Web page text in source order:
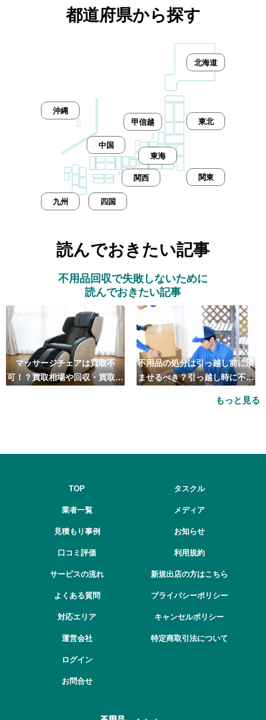
都道府県から探す
北海道
東北
甲信越
東海
関東
関西
中国
四国
九州
沖縄
読んでおきたい記事
不用品回収で失敗しないために
読んでおきたい記事
マッサージチェアは買取不
可！？買取相場や回収・買取の
不用品の処分は引っ越し前に済
ませるべき？引っ越し時に不用
もっと見る
TOP
業者一覧
見積もり事例
口コミ評価
サービスの流れ
よくある質問
対応エリア
運営会社
ログイン
お問合せ
タスクル
メディア
お知らせ
利用規約
新規出店の方はこちら
プライバシーポリシー
キャンセルポリシー
特定商取引法について